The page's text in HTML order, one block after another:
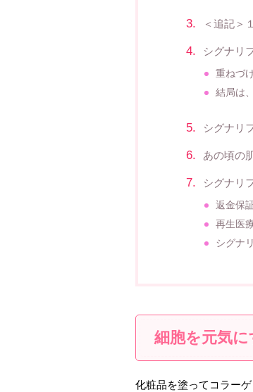
＜追記＞
シグナリ
重ねづ
結局は
シグナリ
あの頃の
シグナリ
返金保
再生医
シグナ
細胞を元気に
化粧品を塗ってコラー